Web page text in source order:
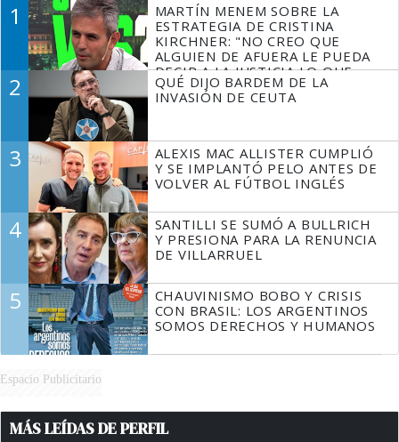
1
MARTÍN MENEM SOBRE LA
ESTRATEGIA DE CRISTINA
KIRCHNER: "NO CREO QUE
ALGUIEN DE AFUERA LE PUEDA
DECIR A LA JUSTICIA LO QUE
TIENE QUE HACER"
2
QUÉ DIJO BARDEM DE LA
INVASIÓN DE CEUTA
3
ALEXIS MAC ALLISTER CUMPLIÓ
Y SE IMPLANTÓ PELO ANTES DE
VOLVER AL FÚTBOL INGLÉS
4
SANTILLI SE SUMÓ A BULLRICH
Y PRESIONA PARA LA RENUNCIA
DE VILLARRUEL
5
CHAUVINISMO BOBO Y CRISIS
CON BRASIL: LOS ARGENTINOS
SOMOS DERECHOS Y HUMANOS
Espacio Publicitario
MÁS LEÍDAS DE PERFIL